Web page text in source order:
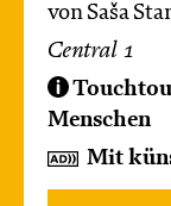
von Saša
Central 1
Menschen
Mit